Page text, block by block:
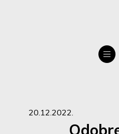
20.12.2022.